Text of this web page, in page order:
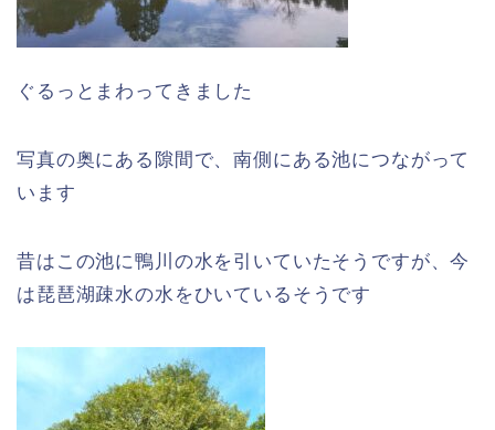
ぐるっとまわってきました
写真の奥にある隙間で、南側にある池につながって
います
昔はこの池に鴨川の水を引いていたそうですが、今
は琵琶湖疎水の水をひいているそうです